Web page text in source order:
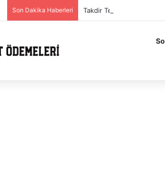
Son Dakika Haberleri Takdir Teşekkür Alan